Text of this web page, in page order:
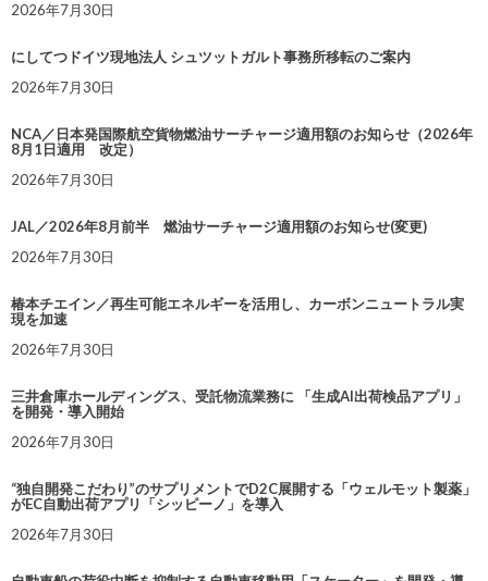
2026年7月30日
にしてつドイツ現地法人 シュツットガルト事務所移転のご案内
2026年7月30日
NCA／日本発国際航空貨物燃油サーチャージ適用額のお知らせ（2026年
8月1日適用 改定）
2026年7月30日
JAL／2026年8月前半 燃油サーチャージ適用額のお知らせ(変更)
2026年7月30日
椿本チエイン／再生可能エネルギーを活用し、カーボンニュートラル実
現を加速
2026年7月30日
三井倉庫ホールディングス、受託物流業務に 「生成AI出荷検品アプリ」
を開発・導入開始
2026年7月30日
“独自開発こだわり”のサプリメントでD2C展開する「ウェルモット製薬」
がEC自動出荷アプリ「シッピーノ」を導入
2026年7月30日